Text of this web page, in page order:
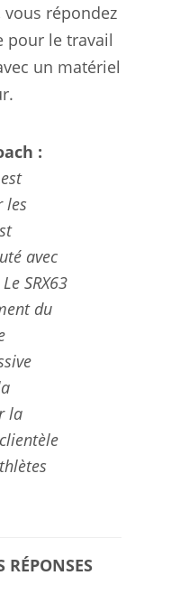
répondez
pour le travail
un matériel
:
les
avec
SRX63
du
la
RÉPONSES